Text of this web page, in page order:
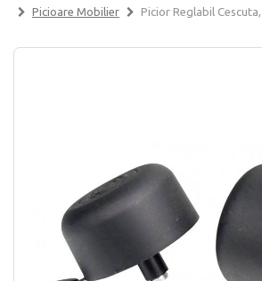
Picioare Mobilier
Picior Reglabil